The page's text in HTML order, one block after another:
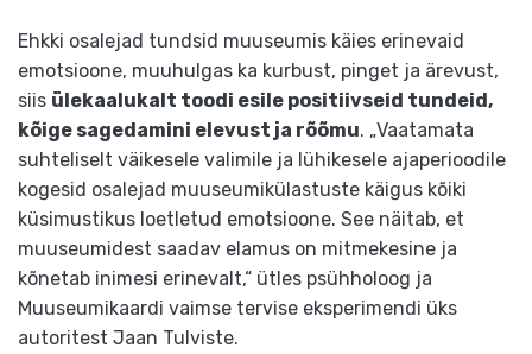
Ehkki osalejad tundsid muuseumis käies erinevaid
emotsioone, muuhulgas ka kurbust, pinget ja ärevust,
siis ülekaalukalt toodi esile positiivseid tundeid,
kõige sagedamini elevust ja rõõmu. „Vaatamata
suhteliselt väikesele valimile ja lühikesele ajaperioodile
kogesid osalejad muuseumikülastuste käigus kõiki
küsimustikus loetletud emotsioone. See näitab, et
muuseumidest saadav elamus on mitmekesine ja
kõnetab inimesi erinevalt,“ ütles psühholoog ja
Muuseumikaardi vaimse tervise eksperimendi üks
autoritest Jaan Tulviste.